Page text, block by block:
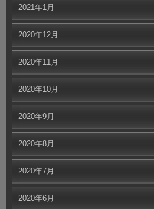
2021年1月
2020年12月
2020年11月
2020年10月
2020年9月
2020年8月
2020年7月
2020年6月